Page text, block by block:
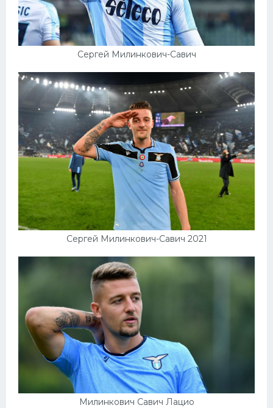
Сергей Милинкович-Савич
Сергей Милинкович-Савич 2021
Милинкович Савич Лацио